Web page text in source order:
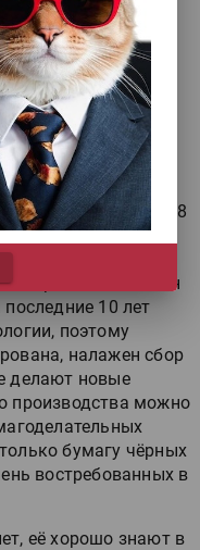
материалов
фабрики
что вернулась из
своих новых
фабрики
камерные,
специализацией,
европейского
оборудованное 8
сейчас они
девятую.
отлажен
10 лет
поэтому
налажен сбор
делают новые
производства можно
бумагу чёрных
востребованных в
её хорошо знают в